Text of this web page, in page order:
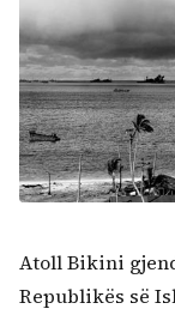
Atoll Bikini
Republikës së